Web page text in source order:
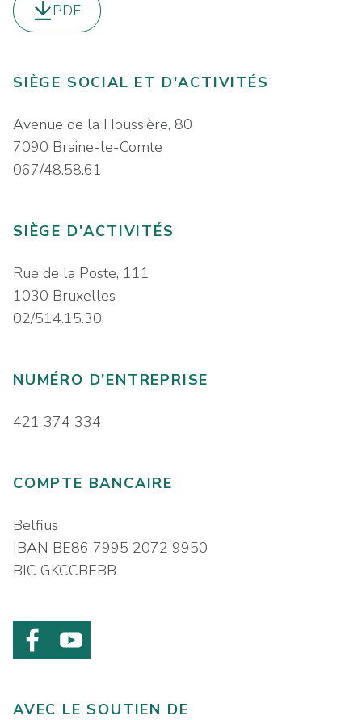
Télécharger le
PDF
SIÈGE SOCIAL ET D'ACTIVITÉS
Avenue de la Houssière, 80
7090 Braine-le-Comte
067/48.58.61
SIÈGE D'ACTIVITÉS
Rue de la Poste, 111
1030 Bruxelles
02/514.15.30
NUMÉRO D'ENTREPRISE
421 374 334
COMPTE BANCAIRE
Belfius
IBAN BE86 7995 2072 9950
BIC GKCCBEBB
AVEC LE SOUTIEN DE